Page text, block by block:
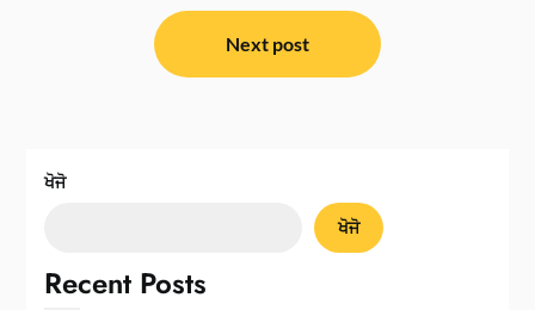
Next post
ਖੋਜੋ
ਖੋਜੋ
Recent Posts